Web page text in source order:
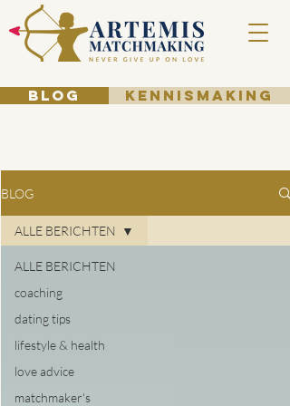
BLOG KENNISMAKING
BLOG
ALLE BERICHTEN
coaching
dating tips
lifestyle & health
love advice
matchmaker's
ALLE BERICHTEN